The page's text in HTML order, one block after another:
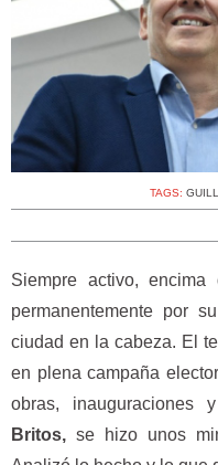
TAGS:
Siempre activo,
permanentemente por
ciudad en la cabeza. El
en plena campaña
obras, inauguraciones
Britos, se hizo unos